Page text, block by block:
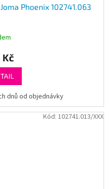
Phoenix 102741.063
dnů od objednávky
Kód: 102741.013/XXX